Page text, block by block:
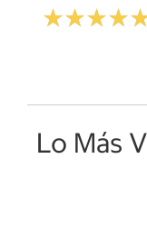
★★★★
★★★★
Lo Más